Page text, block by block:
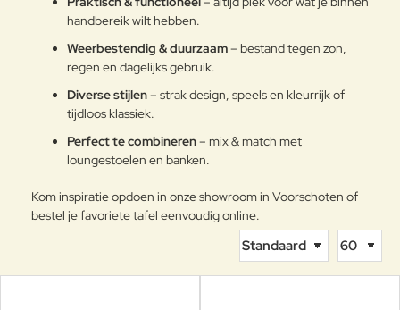
handbereik wilt hebben.
Weerbestendig & duurzaam– bestand tegen zon,
regen en dagelijks gebruik.
Diverse stijlen– strak design, speels en kleurrijk of
tijdloos klassiek.
Perfect te combineren– mix & match met
loungestoelen en banken.
Kom inspiratie opdoen in onze showroom in Voorschoten of
bestel je favoriete tafel eenvoudig online.